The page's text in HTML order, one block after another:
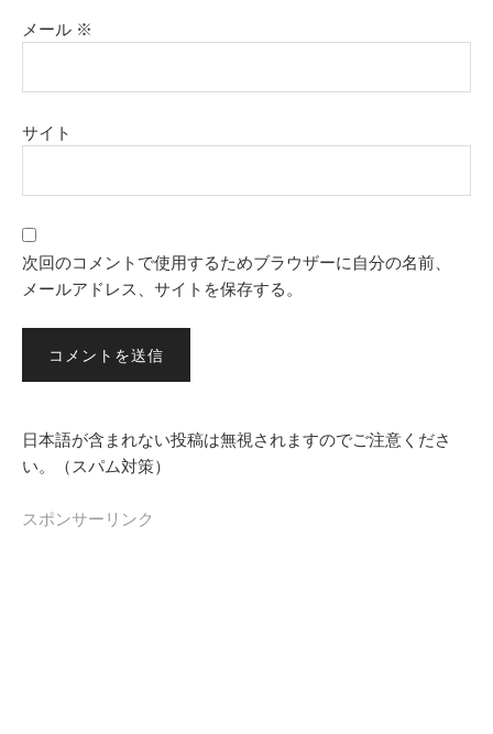
メール ※
サイト
次回のコメントで使用するためブラウザーに自分の名前、
メールアドレス、サイトを保存する。
日本語が含まれない投稿は無視されますのでご注意くださ
い。（スパム対策）
スポンサーリンク